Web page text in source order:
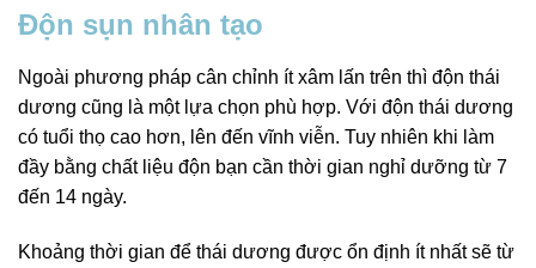
Độn sụn nhân tạo
Ngoài phương pháp cân chỉnh ít xâm lấn trên thì độn thái
dương cũng là một lựa chọn phù hợp. Với độn thái dương
có tuổi thọ cao hơn, lên đến vĩnh viễn. Tuy nhiên khi làm
đầy bằng chất liệu độn bạn cần thời gian nghỉ dưỡng từ 7
đến 14 ngày.
Khoảng thời gian để thái dương được ổn định ít nhất sẽ từ